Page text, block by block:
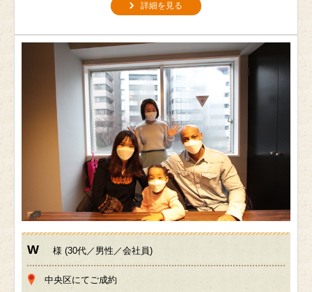
詳細を見る
W 様 (30代／男性／会社員)
中央区にてご成約